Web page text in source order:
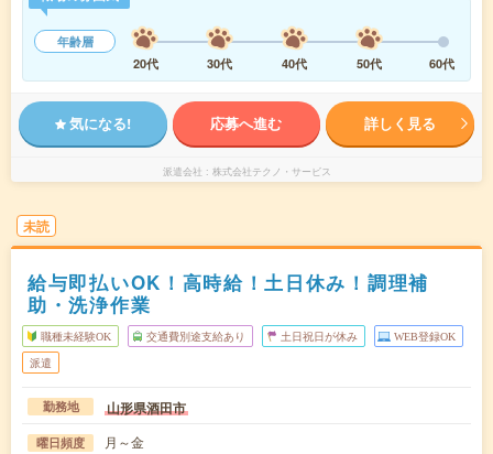
年齢層
20代
30代 40代 50代 60代
気になる! 応募へ進む 詳しく見る
派遣会社 株式会社テクノ・サービス
未読
給与即払いOK！高時給！土日休み！調理補
助・洗浄作業
職種未経験OK 交通費別途支給あり 土日祝日が休み WEB登録OK
派遣
勤務地 山形県酒田市
曜日頻度 月～金